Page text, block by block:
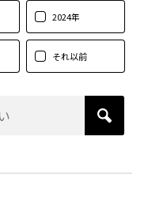
2024年
それ以前